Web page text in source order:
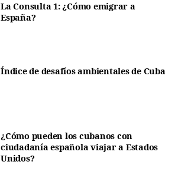
La Consulta 1: ¿Cómo emigrar a
España?
Índice de desafíos ambientales de Cuba
¿Cómo pueden los cubanos con
ciudadanía española viajar a Estados
Unidos?